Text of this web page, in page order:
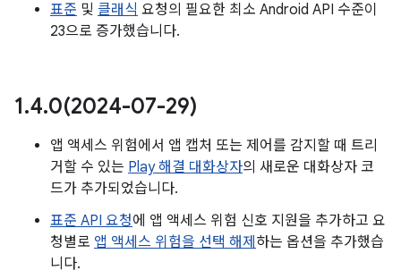
표준 및 클래식 요청의 필요한 최소 Android API 수준이
23으로 증가했습니다.
1.4.0(2024-07-29)
앱 액세스 위험에서 앱 캡처 또는 제어를 감지할 때 트리
거할 수 있는 Play 해결 대화상자의 새로운 대화상자 코
드가 추가되었습니다.
표준 API 요청에 앱 액세스 위험 신호 지원을 추가하고 요
청별로 앱 액세스 위험을 선택 해제 하는 옵션을 추가했습
니다.